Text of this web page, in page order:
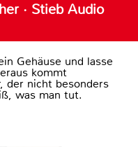
· Stieb Audio
Gehäuse und lasse
kommt
der nicht besonders
was man tut.